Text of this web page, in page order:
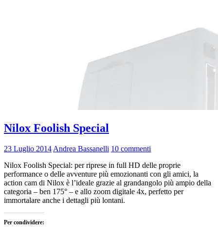
Nilox Foolish Special
23 Luglio 2014 Andrea Bassanelli 10 commenti
Nilox Foolish Special: per riprese in full HD delle proprie
performance o delle avventure più emozionanti con gli amici, la
action cam di Nilox è l’ideale grazie al grandangolo più ampio della
categoria – ben 175° – e allo zoom digitale 4x, perfetto per
immortalare anche i dettagli più lontani.
Per condividere: